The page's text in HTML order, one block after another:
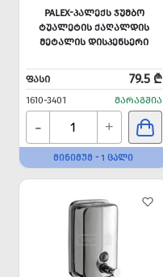
PALEX-ᲞᲐᲚᲔᲥᲡ ᲯᲣᲛᲑᲝ
ᲢᲣᲐᲚᲔᲢᲘᲡ ᲥᲐᲦᲐᲚᲓᲘᲡ
ᲛᲔᲢᲐᲚᲘᲡ ᲓᲘᲡᲞᲔᲜᲡᲔᲠᲘ
ᲤᲐᲡᲘ 79.5 ₾
1610-3401 ᲛᲐᲠᲐᲒᲨᲘᲐ
- +
ᲛᲘᲜᲘᲛᲣᲛ - 1 ᲪᲐᲚᲘ